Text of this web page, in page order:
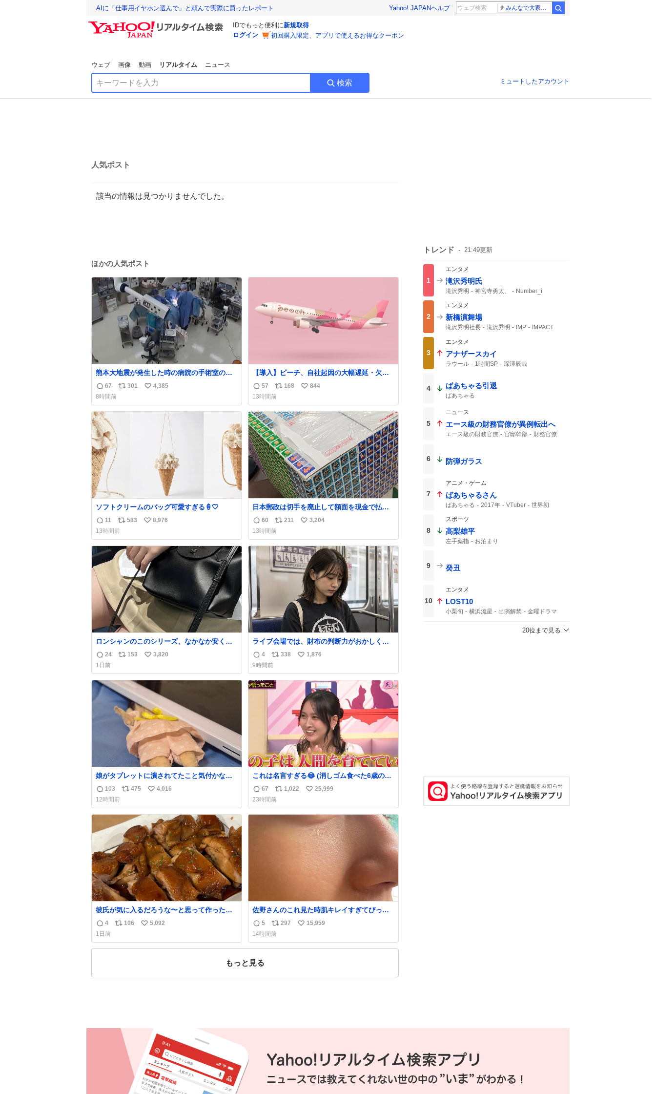
AIに「仕事用イヤホン選んで」と頼んで実際に買ったレポート Yahoo! JAPANヘルプ みんなで大家さん 2881億円
IDでもっと便利に新規取得
ログイン
初回購入限定、アプリで使えるお得なクーポン
ウェブ 画像 動画 リアルタイム ニュース
検索 ミュートしたアカウント
人気ポスト
該当の情報は見つかりませんでした。
ほかの人気ポスト
熊本大地震が発生した時の病院の手術室の映
像が公開されていたがとにかく怖すぎる
x.com/nhk_news/statu…
news.web.nhk/newsweb/na/na-… #熊本 #
大地震 #手術室
返
信
数
67
リ
ス
301
い
ね
4,385
8時間前
【導入】ピーチ、自社起因の大幅遅延・欠航
に「補償」開始へ
news.livedoor.com/article/detail… 同社に起
因する理由によって大幅遅延や欠航が発生し
た場合、乗客が負担した宿泊費や交通費を、
領収書の事後申請に基づき、国内線は1人あた
り上限1万円、国際線は上限2万円まで支払
う。
返
信
数
57
リ
ポ
ス
ト
数
168
い
ね
数
844
13時間前
ソフトクリームのバッグ可愛すぎる🍦🤍
返
信
数
11
リ
ポ
ス
ト
数
583
い
ね
数
8,976
13時間前
日本郵政は切手を廃止して額面を現金で払い
戻せ2026 #日本郵政 @JapanPostHD_PR
返
信
数
60
リ
ポ
ス
ト
数
211
い
ね
数
3,204
13時間前
ロンシャンのこのシリーズ、なかなか安くな
らないのにセール価格になってる🖤✨レザー
なのが反則級にかわいい。持ってるだけでコ
ーデが格上げされる。
返
信
数
24
リ
ス
ト
数
153
い
ね
数
3,820
1日前
ライブ会場では、財布の判断力がおかしくな
る。
返
信
数
4
リ
ポ
ス
ト
数
338
い
ね
数
1,876
9時間前
娘がタブレットに潰されてたこと気付かなか
った。 旦那だけは娘の波長を感じ取れるから
声出せずともSOSが伝わったらしい。 急いで
旦那が救出して、泣きじゃくる娘に自分も謝
って抱きしめようとしたら、ビンタされてし
まった。3回ほど。 小さい手だけど、地味に
痛い。 その後、娘は旦那に泣きついてた。
返
信
数
103
リ
ス
ト
数
475
い
ね
数
4,016
12時間前
これは名言すぎる😂 (消しゴム食べた6歳の弟
を思い出しながら)
返
信
数
67
リ
ポ
ス
ト
1,022
い
ね
数
25,999
23時間前
彼氏が気に入るだろうな〜と思って作ったら
想像の何倍も美味しい美味しい言ってくれて
嬉しい
返
信
数
4
リ
ス
106
い
ね
5,092
1日前
佐野さんのこれ見た時肌キレイすぎてびっく
りしたし、やはりアイドルって体型･肌管理す
ごすぎる
返
信
数
5
リ
ポ
ス
297
い
ね
15,959
14時間前
もっと見る
トレンド 21:49更新
1
エンタメ
滝沢秀明氏
滝沢秀明 神宮寺勇太、 Number_i
2
エンタメ
新橋演舞場
滝沢秀明社長 滝沢秀明 IMP
IMPACT
3
エンタメ
アナザースカイ
ラウール 1時間SP 深澤辰哉
4 ばあちゃる引退
ばあちゃる
5
ニュース
エース級の財務官僚が異例転出へ
エース級の財務官僚 官邸幹部 財務官僚
6 防弾ガラス
7
アニメ・ゲーム
ばあちゃるさん
ばあちゃる 2017年 VTuber 世界初
8
スポーツ
高梨雄平
左手薬指 お泊まり
9 癸丑
10
エンタメ
LOST10
小栗旬 横浜流星 出演解禁
金曜ドラマ
20位まで見る